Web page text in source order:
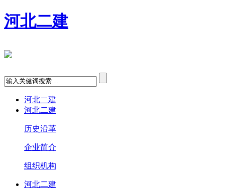
河北二建
河北二建
河北二建
历史沿革
企业简介
组织机构
河北二建